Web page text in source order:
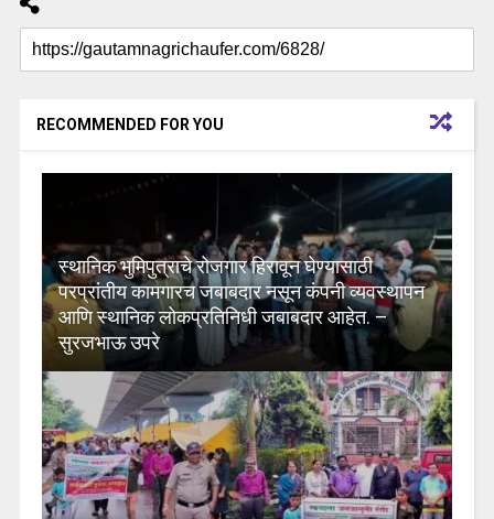
RECOMMENDED FOR YOU
स्थानिक भुमिपुत्राचे रोजगार हिरावून घेण्यासाठी
परप्रांतीय कामगारच जबाबदार नसून कंपनी व्यवस्थापन
आणि स्थानिक लोकप्रतिनिधी जबाबदार आहेत. –
सुरजभाऊ उपरे